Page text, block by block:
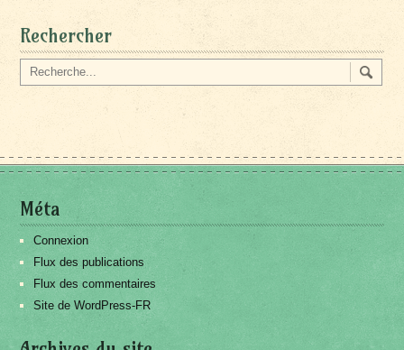
Rechercher
Méta
Connexion
Flux des publications
Flux des commentaires
Site de WordPress-FR